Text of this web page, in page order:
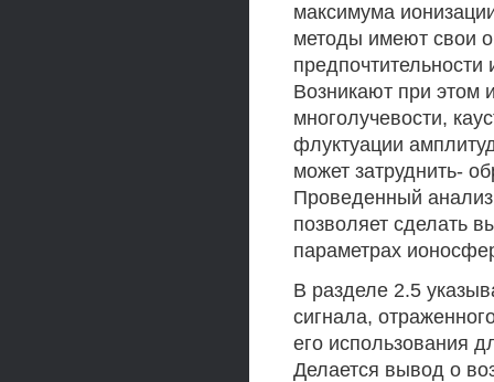
максимума
методы имеют свои
Возникают при этом
многолучевости,
флуктуации
может затруднить-
Проведенный
позволяет сделать
параметрах
В разделе 2.5
сигнала,
его использования
Делается вывод о